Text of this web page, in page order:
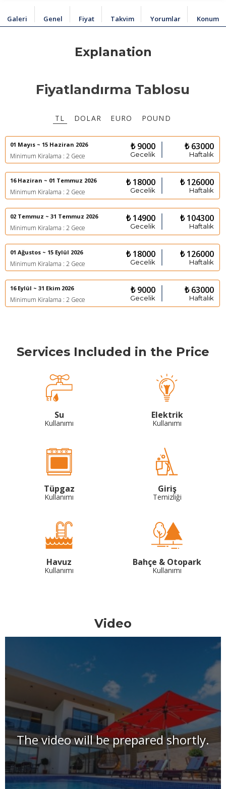
Galeri Genel Fiyat Takvim Yorumlar Konum
Explanation
Fiyatlandırma Tablosu
TL DOLAR EURO POUND
01 Mayıs ~ 15 Haziran 2026
Minimum Kiralama : 2 Gece
₺ 9000
Gecelik
₺ 63000
Haftalık
16 Haziran ~ 01 Temmuz 2026
Minimum Kiralama : 2 Gece
₺ 18000
Gecelik
₺ 126000
Haftalık
02 Temmuz ~ 31 Temmuz 2026
Minimum Kiralama : 2 Gece
₺ 14900
Gecelik
₺ 104300
Haftalık
01 Ağustos ~ 15 Eylül 2026
Minimum Kiralama : 2 Gece
₺ 18000
Gecelik
₺ 126000
Haftalık
16 Eylül ~ 31 Ekim 2026
Minimum Kiralama : 2 Gece
₺ 9000
Gecelik
₺ 63000
Haftalık
Services Included in the Price
Su
Kullanımı
Elektrik
Kullanımı
Tüpgaz
Kullanımı
Giriş
Temizliği
Havuz
Kullanımı
Bahçe & Otopark
Kullanımı
Video
The video will be prepared shortly.